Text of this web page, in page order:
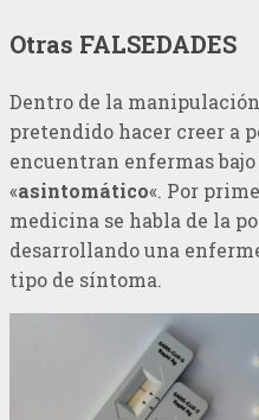
Otras FALSEDADES
Dentro de la
pretendido hacer creer a
encuentran enfermas
«asintomático«. Por
medicina se habla de la
desarrollando una
tipo de síntoma.